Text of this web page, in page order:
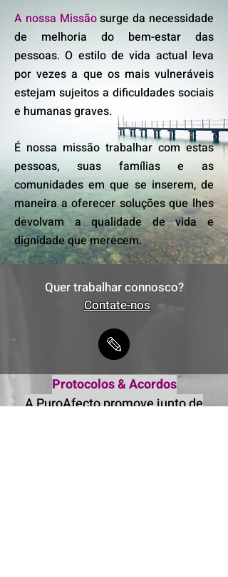
A nossa Missãosurge da necessidade
de melhoria do bem-estar das
pessoas. O estilo de vida actual leva
por vezes a que os mais vulneráveis
estejam sujeitos a dificuldades sociais
e humanas graves.
É nossa missão trabalhar com estas
pessoas, suas famílias e as
comunidades em que se inserem, de
maneira a oferecer soluções que lhes
devolvam a qualidade de vida e
dignidade que merecem.
Quer trabalhar connosco?
Contate-nos
Protocolos & Acordos
A PuroAfecto promove junto de